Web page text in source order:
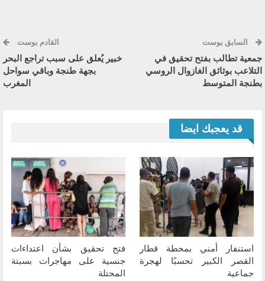
السابق بوست
جمعية تطالب بفتح تحقيق في
التلاعب بوثائق الغازوال الروسي
بطنجة المتوسط
القادم بوست
خبير يُعلق على سبب تراجع البحر
بجهة طنجة وباقي سواحل
المغرب
قد يعجبك ايضا
استنفار أمني بمحطة قطار
القصر الكبير تحسبًا لهجرة
جماعية
فتح تحقيق بشأن اعتداءات
جنسية على مهاجرات بسبتة
المحتلة